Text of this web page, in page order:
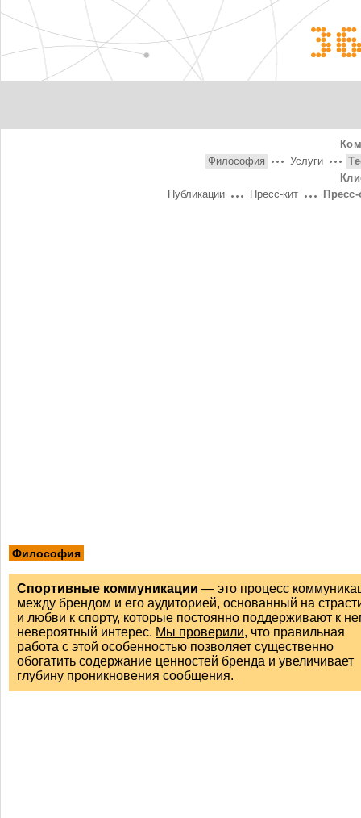
Услуги
Философия
Пресс-кит
Публикации
Философия
Спортивные коммуникации — это процесс
между брендом и его аудиторией, основанный на
и любви к спорту, которые постоянно поддерживают к
невероятный интерес. Мы проверили, что правильная
работа с этой особенностью позволяет существенно
обогатить содержание ценностей бренда и увеличивает
глубину проникновения сообщения.